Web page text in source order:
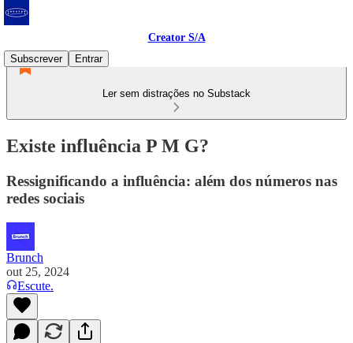
Creator S/A
Subscrever
Entrar
Ler sem distrações no Substack
Existe influência P M G?
Ressignificando a influência: além dos números nas
redes sociais
Brunch
out 25, 2024
Escute.